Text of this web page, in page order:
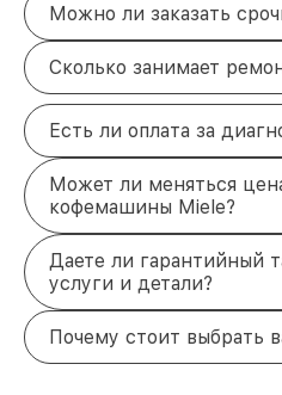
Можно ли заказать
Сколько занимает
Есть ли оплата за
Может ли меняться
кофемашины Miele?
Даете ли гарантийный
услуги и детали?
Почему стоит выбрать